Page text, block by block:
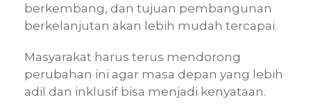
berkembang, dan tujuan pembangunan
berkelanjutan akan lebih mudah tercapai.
Masyarakat harus terus mendorong
perubahan ini agar masa depan yang lebih
adil dan inklusif bisa menjadi kenyataan.